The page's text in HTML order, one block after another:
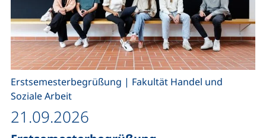
Erstsemesterbegrüßung | Fakultät Handel und
Soziale Arbeit
21.09.2026